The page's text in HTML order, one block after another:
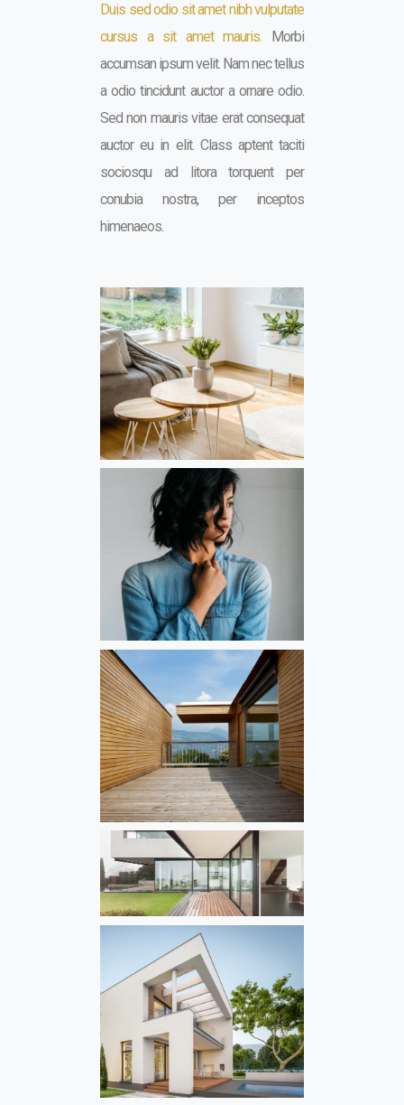
Duis sed odio sit amet nibh vulputate
cursus a sit amet mauris. Morbi
accumsan ipsum velit. Nam nec tellus
a odio tincidunt auctor a ornare odio.
Sed non mauris vitae erat consequat
auctor eu in elit. Class aptent taciti
sociosqu ad litora torquent per
conubia nostra, per inceptos
himenaeos.